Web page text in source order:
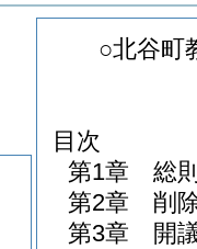
○北谷町
目次
第1章
総
第2章
削
第3章
開